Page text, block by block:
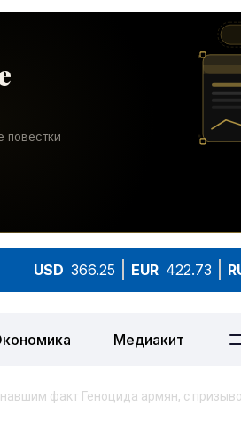
USD 366.25 EUR 422.73
Медиакит
факт Геноцида армян, с